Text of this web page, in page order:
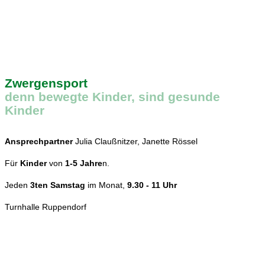
Zwergensport
denn bewegte Kinder, sind gesunde
Kinder
AnsprechpartnerJulia Claußnitzer, Janette Rössel
Für Kindervon 1-5 Jahren.
Jeden 3ten Samstag im Monat, 9.30 - 11 Uhr
Turnhalle Ruppendorf